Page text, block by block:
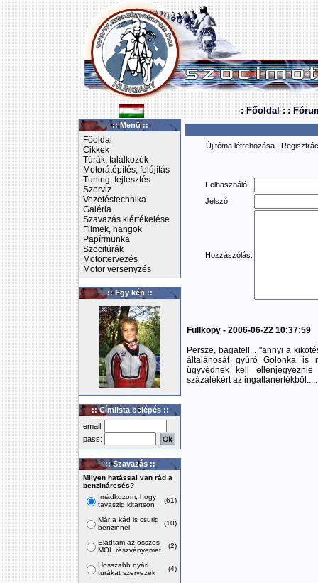
: Főoldal : :
:: Menü ::
Főoldal
Cikkek
Túrák, találkozók
Motorátépítés, felújítás
Tuning, fejlesztés
Szerviz
Vezetéstechnika
Galéria
Szavazás kiértékelése
Filmek, hangok
Papírmunka
Szocitúrák
Motortervezés
Motor versenyzés
:: Egy kép ::
:: Címlista belépés ::
email:
pass:
:: Szavazás ::
Milyen hatással van rád a
benzináresés?
Imádkozom, hogy
tavaszig kitartson
(61)
Már a kád is csurig
benzinnel
(10)
Eladtam az összes
MOL részvényemet
(2)
Hosszabb nyári
túrákat szervezek
(4)
Új téma létrehozása |
Felhasználó:
Jelszó:
Hozzászólás:
Fullkopy - 2006-06-22 10:37:59
Persze, bagatell... "annyi a
általánosát gyúró Golonka is
ügyvédnek kell
százalékért az